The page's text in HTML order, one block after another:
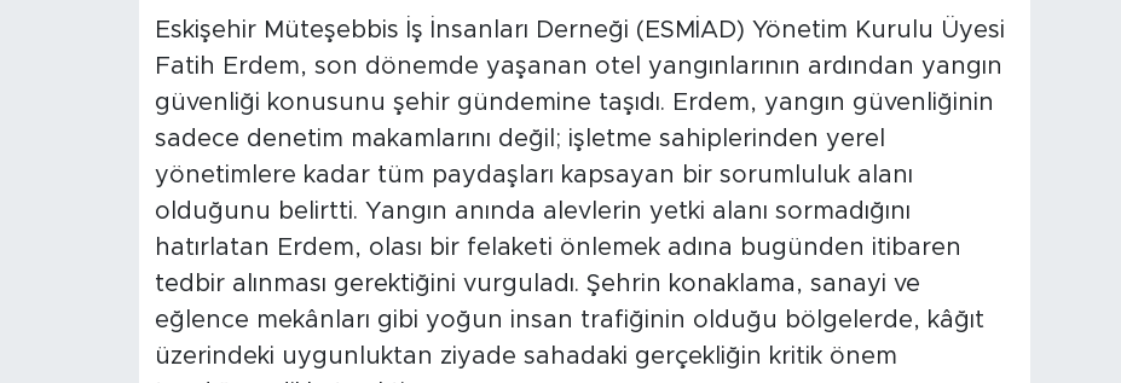
Eskişehir Müteşebbis İş İnsanları Derneği (ESMİAD) Yönetim Kurulu Üyesi
Fatih Erdem, son dönemde yaşanan otel yangınlarının ardından yangın
güvenliği konusunu şehir gündemine taşıdı. Erdem, yangın güvenliğinin
sadece denetim makamlarını değil; işletme sahiplerinden yerel
yönetimlere kadar tüm paydaşları kapsayan bir sorumluluk alanı
olduğunu belirtti. Yangın anında alevlerin yetki alanı sormadığını
hatırlatan Erdem, olası bir felaketi önlemek adına bugünden itibaren
tedbir alınması gerektiğini vurguladı. Şehrin konaklama, sanayi ve
eğlence mekânları gibi yoğun insan trafiğinin olduğu bölgelerde, kâğıt
üzerindeki uygunluktan ziyade sahadaki gerçekliğin kritik önem